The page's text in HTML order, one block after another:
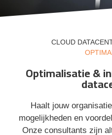
CLOUD
Optimalisatie &
Haalt jouw
mogelijkheden en
Onze consultants zijn